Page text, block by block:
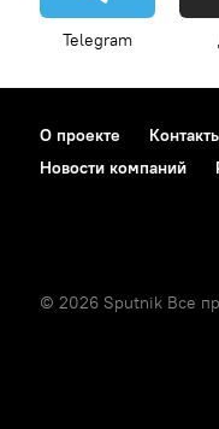
Telegram
О проекте
Новости компаний
© 2026 Sputnik Все